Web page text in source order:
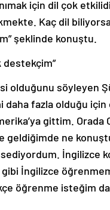
için dil çok
Kaç dil
şeklinde konuştu.
destekçim”
olduğunu söyleyen
fazla olduğu
gittim. Orada
geldiğimde ne
İngilizce
İngilizce
öğrenme isteğim